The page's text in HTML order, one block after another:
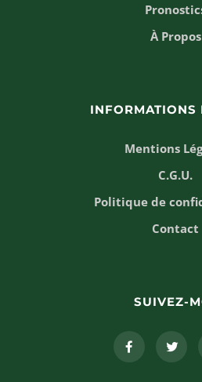
À Propos
INFORMATIONS
Mentions
C.G.U.
Politique de
Contact
SUIVEZ-